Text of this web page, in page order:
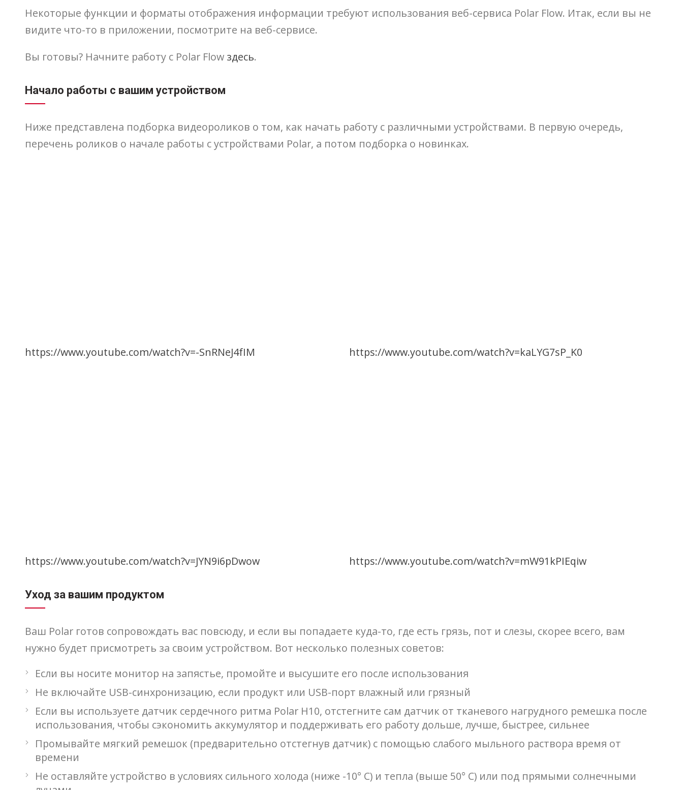
Некоторые функции и форматы отображения информации требуют использования веб-сервиса Polar Flow. Итак, если вы не
видите что-то в приложении, посмотрите на веб-сервисе.
Вы готовы? Начните работу с Polar Flow здесь.
Начало работы с вашим устройством
Ниже представлена подборка видеороликов о том, как начать работу с различными устройствами. В первую очередь,
перечень роликов о начале работы с устройствами Polar, а потом подборка о новинках.
https://www.youtube.com/watch?v=-SnRNeJ4fIM https://www.youtube.com/watch?v=kaLYG7sP_K0
https://www.youtube.com/watch?v=JYN9i6pDwow https://www.youtube.com/watch?v=mW91kPIEqiw
Уход за вашим продуктом
Ваш Polar готов сопровождать вас повсюду, и если вы попадаете куда-то, где есть грязь, пот и слезы, скорее всего, вам
нужно будет присмотреть за своим устройством. Вот несколько полезных советов:
Если вы носите монитор на запястье, промойте и высушите его после использования
Не включайте USB-синхронизацию, если продукт или USB-порт влажный или грязный
Если вы используете датчик сердечного ритма Polar H10, отстегните сам датчик от тканевого нагрудного ремешка после
использования, чтобы сэкономить аккумулятор и поддерживать его работу дольше, лучше, быстрее, сильнее
Промывайте мягкий ремешок (предварительно отстегнув датчик) с помощью слабого мыльного раствора время от
времени
Не оставляйте устройство в условиях сильного холода (ниже -10° C) и тепла (выше 50° C) или под прямыми солнечными